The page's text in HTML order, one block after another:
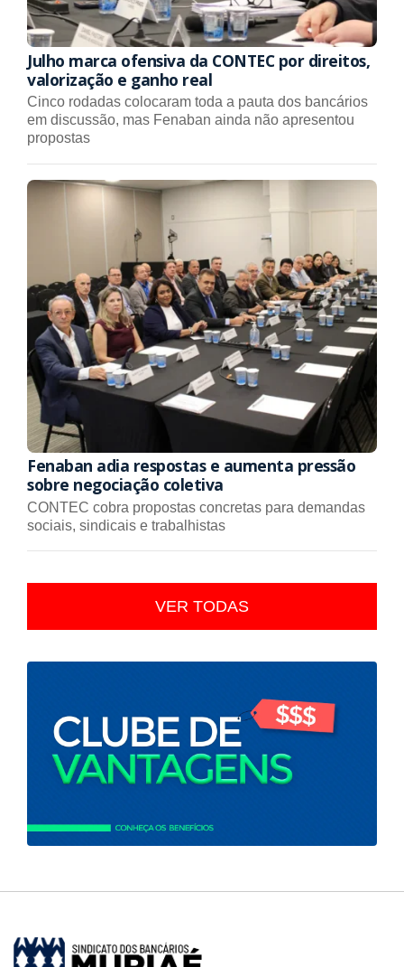
Julho marca ofensiva da CONTEC por direitos,
valorização e ganho real
Cinco rodadas colocaram toda a pauta dos bancários
em discussão, mas Fenaban ainda não apresentou
propostas
Fenaban adia respostas e aumenta pressão
sobre negociação coletiva
CONTEC cobra propostas concretas para demandas
sociais, sindicais e trabalhistas
VER TODAS